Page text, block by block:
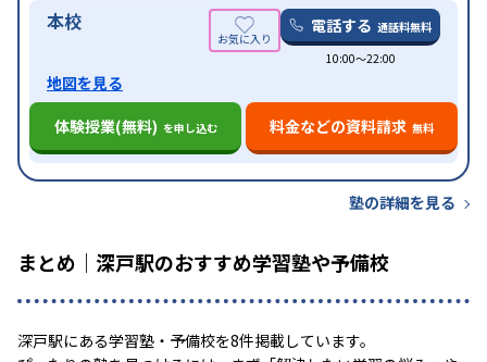
本校 電話する 通話料無料
10:00〜22:00
地図を見る
体験授業(無料) を申し込む 料金などの資料請求 無料
塾の詳細を見る
まとめ｜深戸駅のおすすめ学習塾や予備校
深戸駅にある学習塾・予備校を8件掲載しています。